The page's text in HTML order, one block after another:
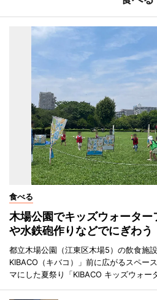
食べる
木場公園でキッズウォータ
や水鉄砲作りなどでにぎわう
都立木場公園（江東区木場5）の飲食施
KIBACO（キバコ）」前に広がるスペー
マにした夏祭り「KIBACO キッズウォー